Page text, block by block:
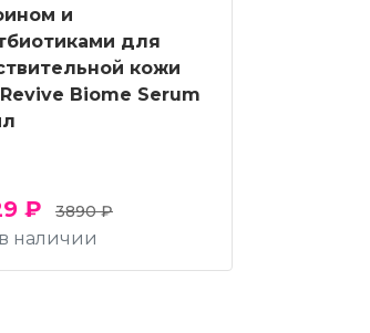
и
для
кожи
Biome Serum
₽ 3890 ₽
наличии